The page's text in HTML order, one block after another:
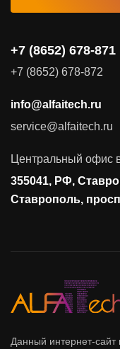
Видеоконференцсвязь
Поставка продуктов
Соответствие
Антивирусная защита
Управление доступом
Сетевая безопасность
+7 (8652) 678-871
+7 (8652) 678-872
info@alfaitech.ru
service@alfaitech.ru
Центральный офис
355041, РФ,
Ставрополь,
Данный интернет-